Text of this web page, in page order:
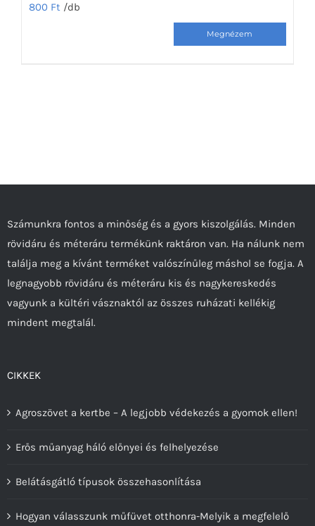
800 Ft /db
a
választhatók
ki
Számunkra fontos a minőség és a gyors kiszolgálás. Minden
rövidáru és méteráru termékünk raktáron van. Ha nálunk nem
találja meg a kívánt terméket valószínűleg máshol se fogja. A
legnagyobb rövidáru és méteráru kis és nagykereskedés
vagyunk a kültéri vásznaktól az összes ruházati kellékig
mindent megtalál.
CIKKEK
Agroszövet a kertbe – A legjobb védekezés a gyomok ellen!
Erős műanyag háló előnyei és felhelyezése
Belátásgátló típusok összehasonlítása
Hogyan válasszunk műfüvet otthonra-Melyik a megfelelő